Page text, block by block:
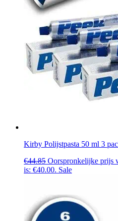
Kirby Polijstpasta 50 ml 3
€44.85 Oorspronkelijke prijs
is: €40.00. Sale